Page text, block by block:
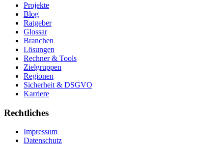
Projekte
Blog
Ratgeber
Glossar
Branchen
Lösungen
Rechner & Tools
Zielgruppen
Regionen
Sicherheit & DSGVO
Karriere
Rechtliches
Impressum
Datenschutz